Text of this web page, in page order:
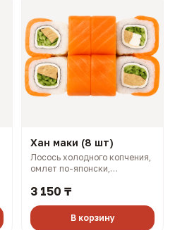
Хан маки (8 шт)
Лосось холодного копчения,
омлет по-японски,
гр, 468 ккал)
3 150 ₸
В корзину